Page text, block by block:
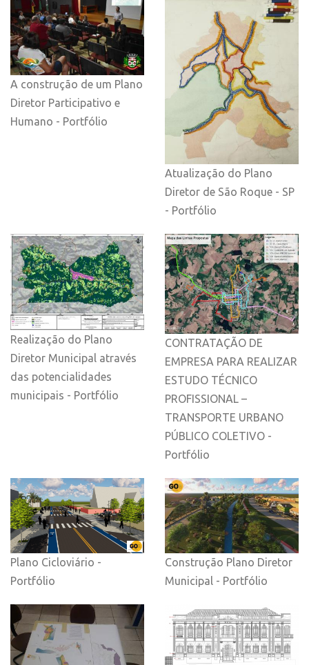
A construção de um Plano
Diretor Participativo e
Humano - Portfólio
Atualização do Plano
Diretor de São Roque - SP
- Portfólio
Realização do Plano
Diretor Municipal através
das potencialidades
municipais - Portfólio
CONTRATAÇÃO DE
EMPRESA PARA REALIZAR
ESTUDO TÉCNICO
PROFISSIONAL –
TRANSPORTE URBANO
PÚBLICO COLETIVO -
Portfólio
Plano Cicloviário -
Portfólio
Construção Plano Diretor
Municipal - Portfólio